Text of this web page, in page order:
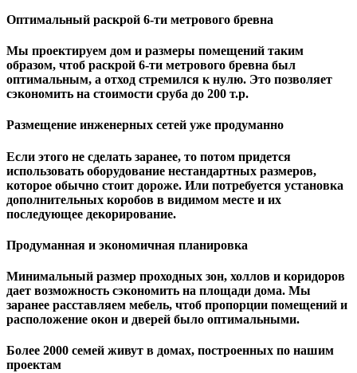
Оптимальный раскрой 6-ти метрового бревна
Мы проектируем дом и размеры помещений таким
образом, чтоб раскрой 6-ти метрового бревна был
оптимальным, а отход стремился к нулю. Это позволяет
сэкономить на стоимости сруба до 200 т.р.
Размещение инженерных сетей уже продуманно
Если этого не сделать заранее, то потом придется
использовать оборудование нестандартных размеров,
которое обычно стоит дороже. Или потребуется установка
дополнительных коробов в видимом месте и их
последующее декорирование.
Продуманная и экономичная планировка
Минимальный размер проходных зон, холлов и коридоров
дает возможность сэкономить на площади дома. Мы
заранее расставляем мебель, чтоб пропорции помещений и
расположение окон и дверей было оптимальными.
Более 2000 семей живут в домах, построенных по нашим
проектам